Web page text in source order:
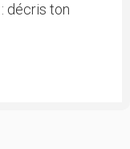
décris ton